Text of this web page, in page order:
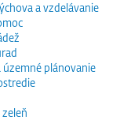
a vzdelávanie
územné plánovanie